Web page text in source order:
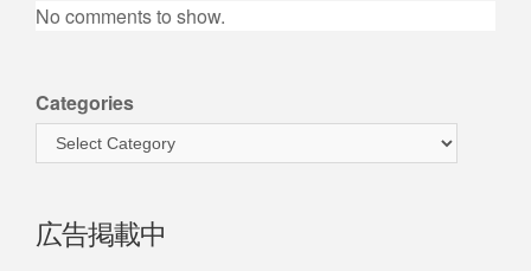
No comments to show.
Categories
広告掲載中